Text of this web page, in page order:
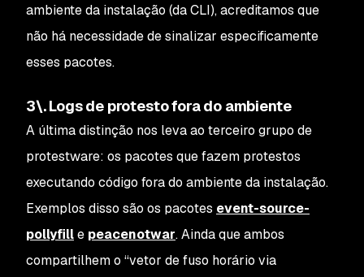
ambiente da instalação (da CLI), acreditamos que
não há necessidade de sinalizar especificamente
esses pacotes.
3\. Logs de protesto fora do ambiente
A última distinção nos leva ao terceiro grupo de
protestware: os pacotes que fazem protestos
executando código fora do ambiente da instalação.
Exemplos disso são os pacotes event-source-
pollyfille peacenotwar. Ainda que ambos
compartilhem o “vetor de fuso horário via